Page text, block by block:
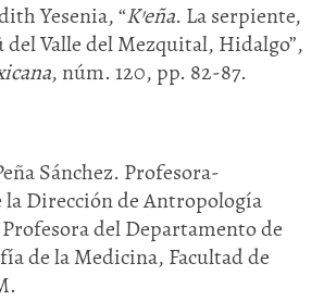
Yesenia, “K’eña. La serpiente,
Valle del Mezquital, Hidalgo”,
, núm. 120, pp. 82-87.
Sánchez. Profesora-
Dirección de Antropología
del Departamento de
de la Medicina, Facultad de